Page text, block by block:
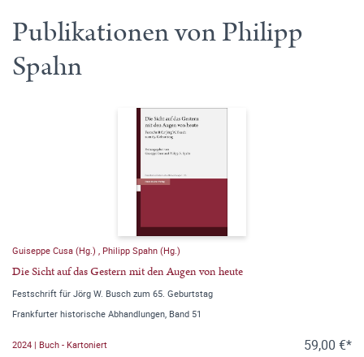
Publikationen von Philipp
Spahn
Guiseppe Cusa (Hg.) Philipp Spahn (Hg.)
Die Sicht auf das Gestern mit den Augen von heute
Festschrift für Jörg W. Busch zum 65. Geburtstag
Frankfurter historische Abhandlungen, Band 51
2024 | Buch - Kartoniert 59,00 €*